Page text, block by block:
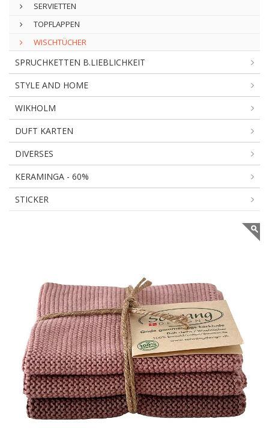
SERVIETTEN
TOPFLAPPEN
WISCHTÜCHER
SPRUCHKETTEN B.LIEBLICHKEIT
STYLE AND HOME
WIKHOLM
DUFT KARTEN
DIVERSES
KERAMINGA - 60%
STICKER